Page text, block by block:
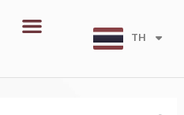
Menu
TH
EN